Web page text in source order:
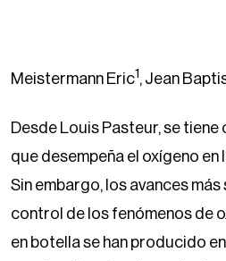
Meistermann Eric1 , Jean
Desde Louis Pasteur, se tiene
que desempeña el oxígeno en
Sin embargo, los avances
control de los fenómenos de
en botella se han producido